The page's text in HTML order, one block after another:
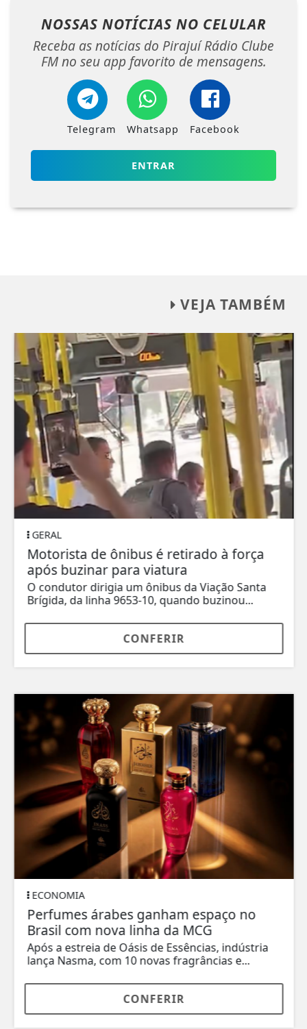
NOSSAS NOTÍCIAS NO CELULAR
Receba as notícias do Pirajuí Rádio Clube
FM no seu app favorito de mensagens.
Telegram Whatsapp Facebook
ENTRAR
VEJA TAMBÉM
GERAL
Motorista de ônibus é retirado à força
após buzinar para viatura
O condutor dirigia um ônibus da Viação Santa
Brígida, da linha 9653-10, quando buzinou...
CONFERIR
ECONOMIA
Perfumes árabes ganham espaço no
Brasil com nova linha da MCG
Após a estreia de Oásis de Essências, indústria
lança Nasma, com 10 novas fragrâncias e...
CONFERIR